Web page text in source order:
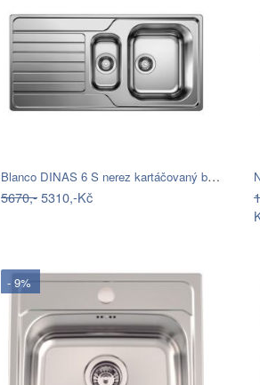
Blanco DINAS 6 S nerez kartáčovaný bez…
5670,-5310,-Kč
- 9%